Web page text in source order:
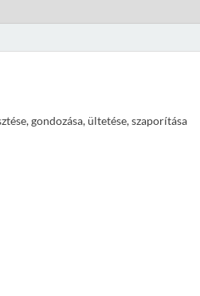
gondozása, ültetése, szaporítása